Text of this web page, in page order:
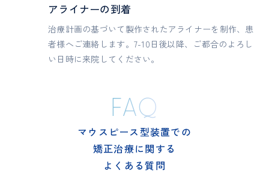
アライナーの到着
治療計画の基づいて製作されたアライナーを制作、患
者様へご連絡します。7-10日後以降、ご都合のよろし
い日時に来院してください。
FAQ
マウスピース型装置での
矯正治療に関する
よくある質問